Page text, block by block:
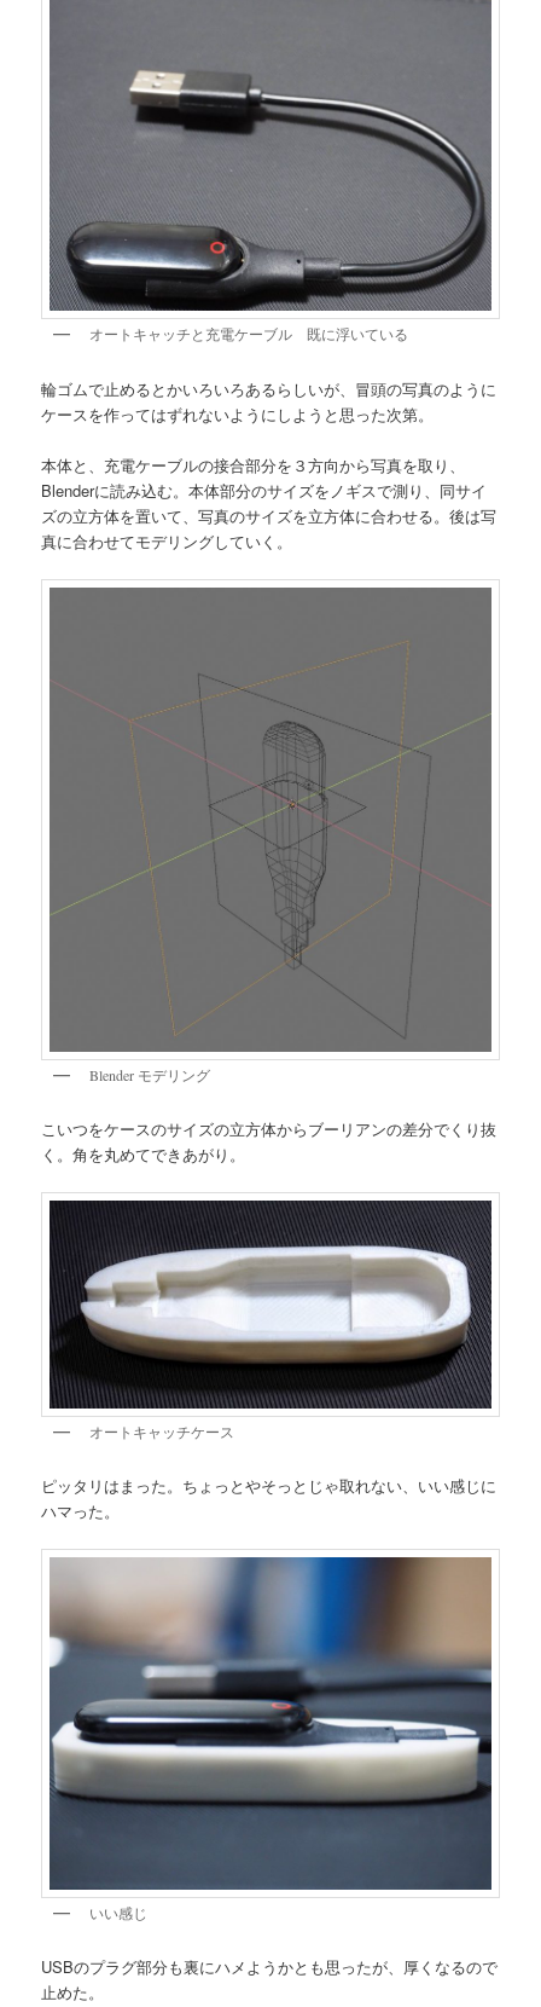
オートキャッチと充電ケーブル 既に浮いている
輪ゴムで止めるとかいろいろあるらしいが、冒頭の写真のように
ケースを作ってはずれないようにしようと思った次第。
本体と、充電ケーブルの接合部分を３方向から写真を取り、
Blenderに読み込む。本体部分のサイズをノギスで測り、同サイ
ズの立方体を置いて、写真のサイズを立方体に合わせる。後は写
真に合わせてモデリングしていく。
Blender モデリング
こいつをケースのサイズの立方体からブーリアンの差分でくり抜
く。角を丸めてできあがり。
オートキャッチケース
ピッタリはまった。ちょっとやそっとじゃ取れない、いい感じに
ハマった。
いい感じ
USBのプラグ部分も裏にハメようかとも思ったが、厚くなるので
止めた。